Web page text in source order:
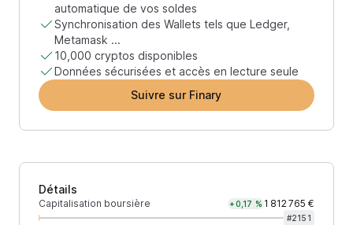
automatique de vos soldes
Synchronisation des Wallets tels que Ledger,
Metamask ...
10,000 cryptos disponibles
Données sécurisées et accès en lecture seule
Suivre sur Finary
Détails
Capitalisation boursière +0,17 % 1 812 765 €
#2151